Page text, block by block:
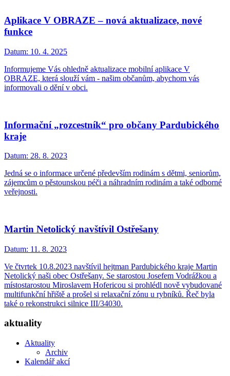
Aplikace V OBRAZE – nová aktualizace, nové
funkce
Datum: 10. 4. 2025
Informujeme Vás ohledně aktualizace mobilní aplikace V
OBRAZE, která slouží vám - našim občanům, abychom vás
informovali o dění v obci.
Informační „rozcestník“ pro občany Pardubického
kraje
Datum: 28. 8. 2023
Jedná se o informace určené především rodinám s dětmi, seniorům,
zájemcům o pěstounskou péči a náhradním rodinám a také odborné
veřejnosti.
Martin Netolický navštívil Ostřešany
Datum: 11. 8. 2023
Ve čtvrtek 10.8.2023 navštívil hejtman Pardubického kraje Martin
Netolický naši obec Ostřešany. Se starostou Josefem Vodrážkou a
místostarostou Miroslavem Hofericou si prohlédl nově vybudované
multifunkční hřiště a prošel si relaxační zónu u rybníků. Řeč byla
také o rekonstrukci silnice III/34030.
aktuality
Aktuality
Archiv
Kalendář akcí